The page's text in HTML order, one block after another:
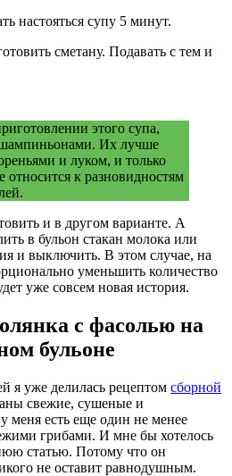
настояться супу 5 минут.
сметану. Подавать с тем и
этого супа,
шампиньонами. Их лучше
и луком, и только
относится к разновидностям
и в другом варианте. А
в бульон стакан молока или
и выключить. В этом случае, на
уменьшить количество
уже совсем новая история.
с фасолью на
бульоне
я уже делилась рецептом сборной
свежие, сушеные и
есть еще один не менее
грибами. И мне бы хотелось
статью. Потому что он
не оставит равнодушным.